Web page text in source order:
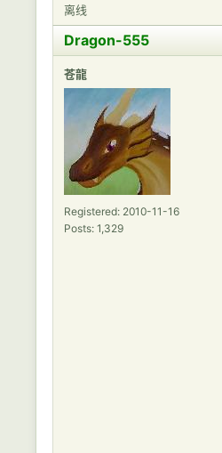
离线
Dragon-555
苍龍
Registered: 2010-11-16
Posts: 1,329